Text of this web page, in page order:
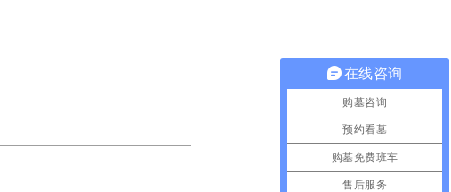
在线咨询
购墓咨询
预约看墓
购墓免费班车
售后服务